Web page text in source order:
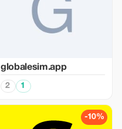
globalesim.app
2 1
-10%